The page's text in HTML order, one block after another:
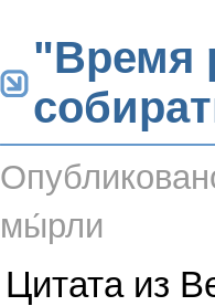
"Время
мы́рли
Цитата из